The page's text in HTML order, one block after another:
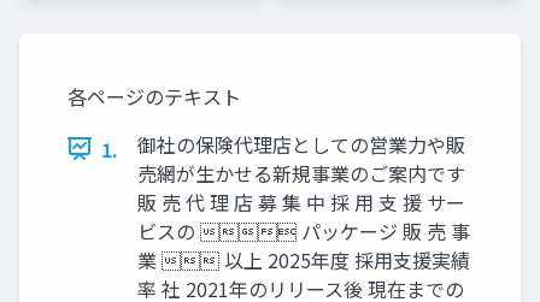
各ページのテキスト
1.
御社の保険代理店としての営業力や販
売網が生かせる新規事業のご案内です
販 売 代 理 店 募 集 中 採 用 支 援 サー
ビスの  パッケージ 販 売 事
業  以上 2025年度 採用支援実績
率 社 2021年のリリース後 現在までの